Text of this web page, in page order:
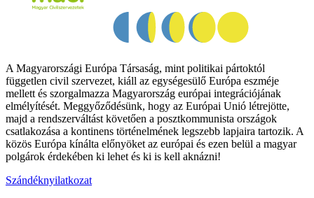
A Magyarországi Európa Társaság, mint politikai pártoktól
független civil szervezet, kiáll az egységesülő Európa eszméje
mellett és szorgalmazza Magyarország európai integrációjának
elmélyítését. Meggyőződésünk, hogy az Európai Unió létrejötte,
majd a rendszerváltást követően a posztkommunista országok
csatlakozása a kontinens történelmének legszebb lapjaira tartozik. A
közös Európa kínálta előnyöket az európai és ezen belül a magyar
polgárok érdekében ki lehet és ki is kell aknázni!
Szándéknyilatkozat